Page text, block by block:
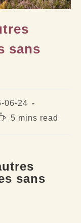
sans
06-24
5 mins read
sans